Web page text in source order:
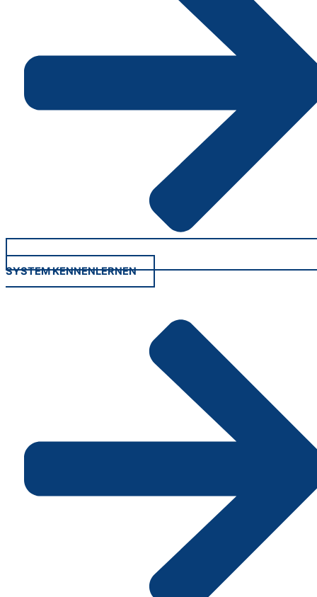
SYSTEM KENNENLERNEN